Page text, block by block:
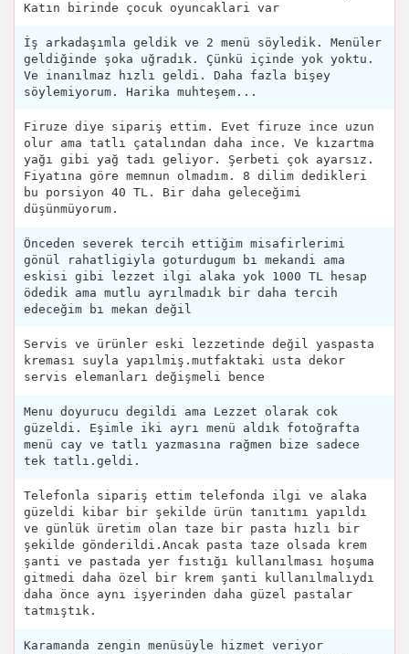
Katın birinde çocuk oyuncaklari var
İş arkadaşımla geldik ve 2 menü söyledik. Menüler
geldiğinde şoka uğradık. Çünkü içinde yok yoktu.
Ve inanılmaz hızlı geldi. Daha fazla bişey
söylemiyorum. Harika muhteşem...
Firuze diye sipariş ettim. Evet firuze ince uzun
olur ama tatlı çatalından daha ince. Ve kızartma
yağı gibi yağ tadı geliyor. Şerbeti çok ayarsız.
Fiyatına göre memnun olmadım. 8 dilim dedikleri
bu porsiyon 40 TL. Bir daha geleceğimi
düşünmüyorum.
Önceden severek tercih ettiğim misafirlerimi
gönül rahatligiyla goturdugum bı mekandi ama
eskisi gibi lezzet ilgi alaka yok 1000 TL hesap
ödedik ama mutlu ayrılmadık bir daha tercih
edeceğim bı mekan değil
Servis ve ürünler eski lezzetinde değil yaspasta
kreması suyla yapılmiş.mutfaktaki usta dekor
servis elemanları değişmeli bence
Menu doyurucu degildi ama Lezzet olarak cok
güzeldi. Eşimle iki ayrı menü aldık fotoğrafta
menü cay ve tatlı yazmasına rağmen bize sadece
tek tatlı.geldi.
Telefonla sipariş ettim telefonda ilgi ve alaka
güzeldi kibar bir şekilde ürün tanıtımı yapıldı
ve günlük üretim olan taze bir pasta hızlı bir
şekilde gönderildi.Ancak pasta taze olsada krem
şanti ve pastada yer fıstığı kullanılması hoşuma
gitmedi daha özel bir krem şanti kullanılmalıydı
daha önce aynı işyerinden daha güzel pastalar
tatmıştık.
Karamanda zengin menüsüyle hizmet veriyor